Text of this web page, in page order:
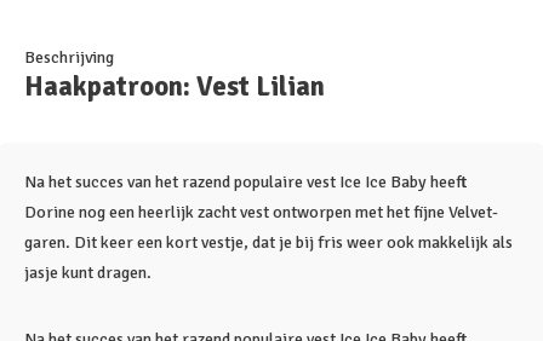
Beschrijving
Haakpatroon: Vest Lilian
Na het succes van het razend populaire vest Ice Ice Baby heeft
Dorine nog een heerlijk zacht vest ontworpen met het fijne Velvet-
garen. Dit keer een kort vestje, dat je bij fris weer ook makkelijk als
jasje kunt dragen.